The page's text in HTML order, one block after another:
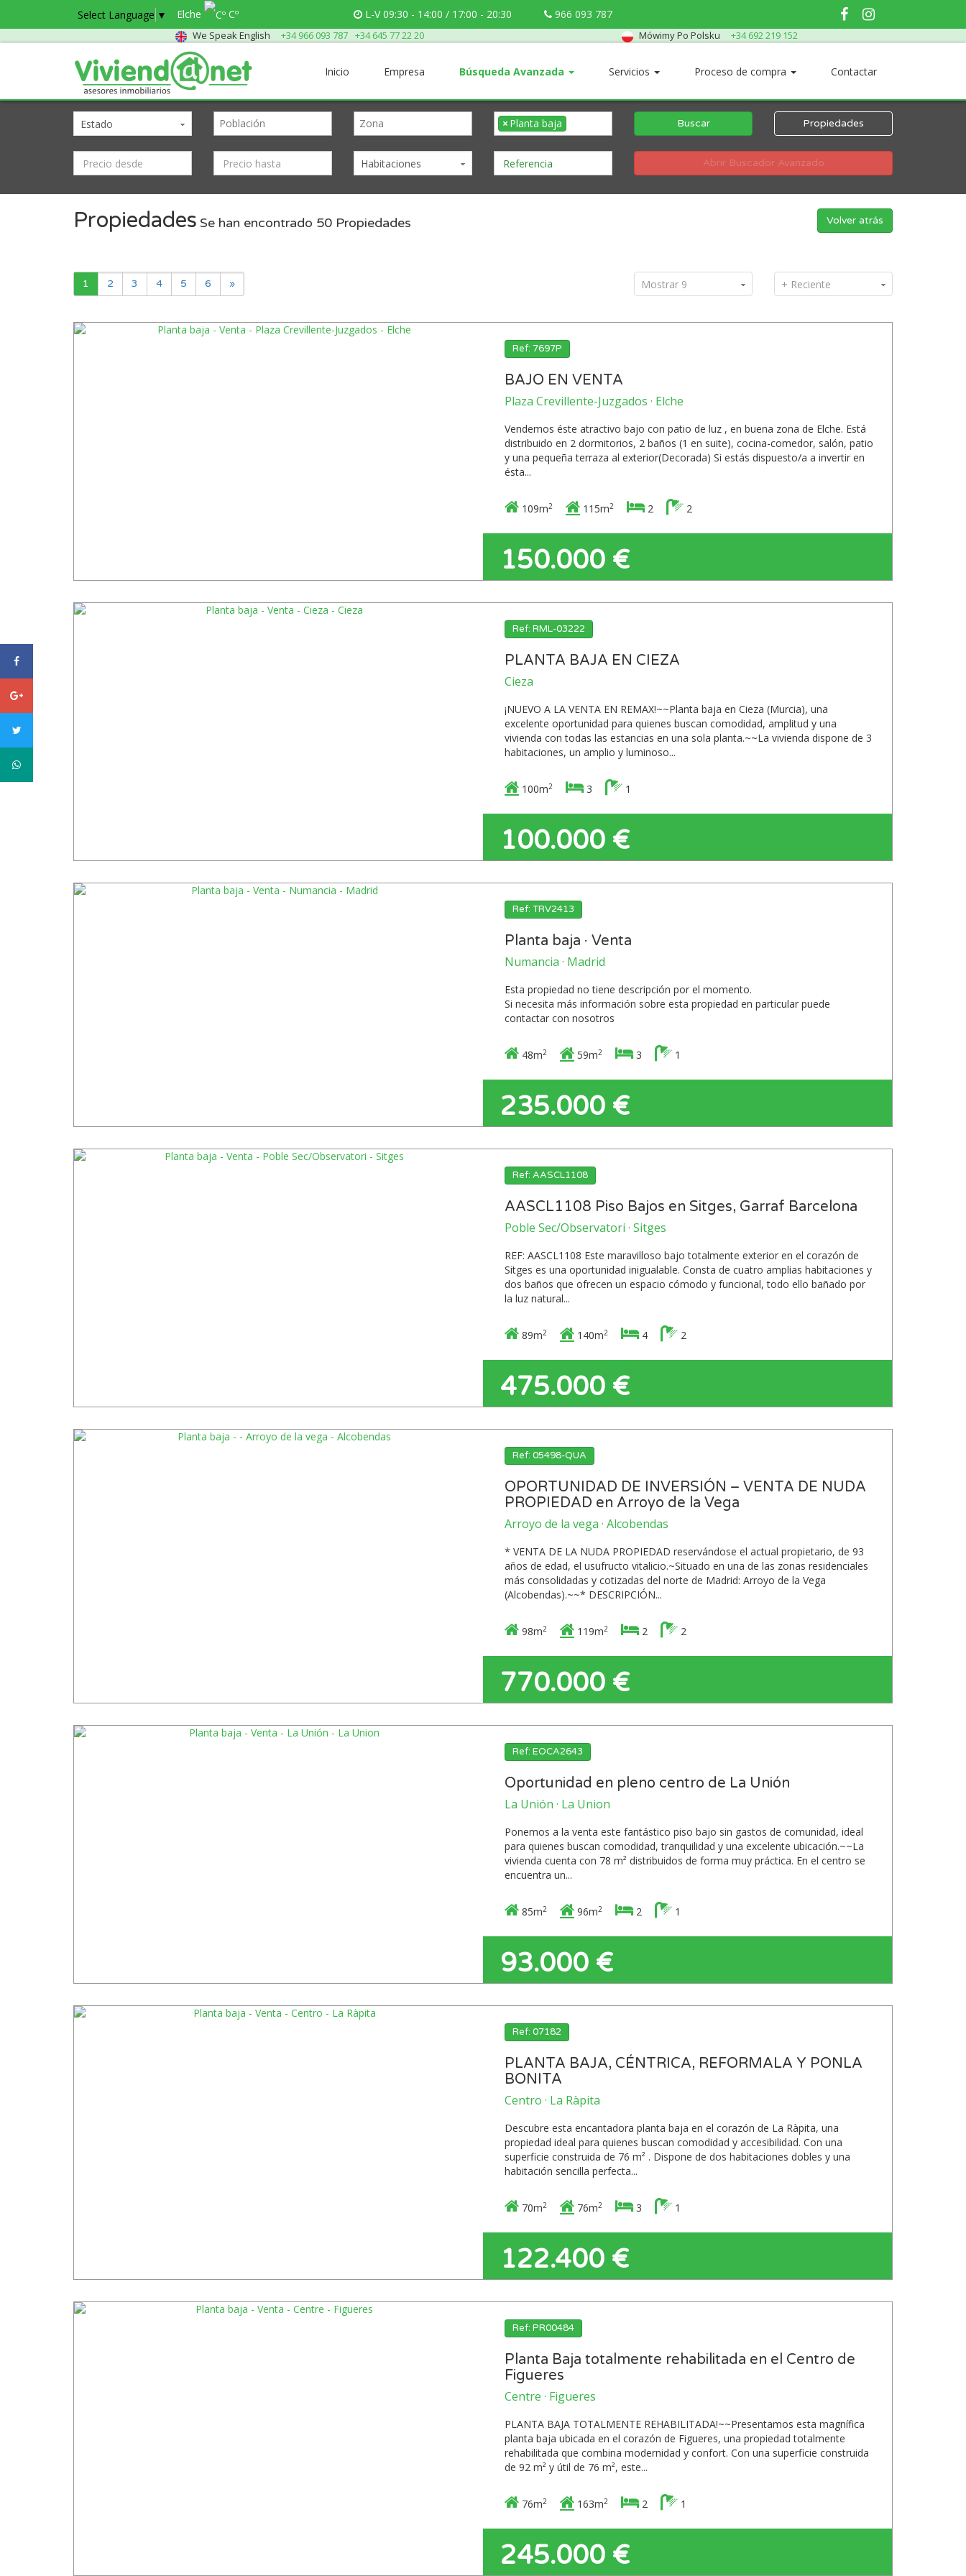
Select Language ▼ Elche Cº L-V 09:30 - 14:00 / 17:00 - 20:30 966 093 787
We Speak English +34 966 093 787 +34 645 77 22 20 Mówimy Po Polsku +34 692 219 152
Inicio Empresa Búsqueda Avanzada Servicios Proceso de compra Contactar
Estado × Planta baja
Habitaciones
Buscar Propiedades
Abrir Buscador Avanzado
Propiedades Se han encontrado 50 Propiedades Volver atrás
1 2 3 4 5 6 » Mostrar 9 + Reciente
Ref: 7697P
BAJO EN VENTA
Plaza Crevillente-Juzgados · Elche
Vendemos éste atractivo bajo con patio de luz , en buena zona de Elche. Está
distribuido en 2 dormitorios, 2 baños (1 en suite), cocina-comedor, salón, patio
y una pequeña terraza al exterior(Decorada) Si estás dispuesto/a a invertir en
ésta...
109m2 115m2 2 2
150.000 €
Ref: RML-03222
PLANTA BAJA EN CIEZA
Cieza
¡NUEVO A LA VENTA EN REMAX!~~Planta baja en Cieza (Murcia), una
excelente oportunidad para quienes buscan comodidad, amplitud y una
vivienda con todas las estancias en una sola planta.~~La vivienda dispone de 3
habitaciones, un amplio y luminoso...
100m2 3 1
100.000 €
Ref: TRV2413
Planta baja · Venta
Numancia · Madrid
Esta propiedad no tiene descripción por el momento.
Si necesita más información sobre esta propiedad en particular puede
contactar con nosotros
48m2 59m2 3 1
235.000 €
Ref: AASCL1108
AASCL1108 Piso Bajos en Sitges, Garraf Barcelona
Poble Sec/Observatori · Sitges
REF: AASCL1108 Este maravilloso bajo totalmente exterior en el corazón de
Sitges es una oportunidad inigualable. Consta de cuatro amplias habitaciones y
dos baños que ofrecen un espacio cómodo y funcional, todo ello bañado por
la luz natural...
89m2 140m2 4 2
475.000 €
Ref: 05498-QUA
OPORTUNIDAD DE INVERSIÓN – VENTA DE NUDA
PROPIEDAD en Arroyo de la Vega
Arroyo de la vega · Alcobendas
* VENTA DE LA NUDA PROPIEDAD reservándose el actual propietario, de 93
años de edad, el usufructo vitalicio.~Situado en una de las zonas residenciales
más consolidadas y cotizadas del norte de Madrid: Arroyo de la Vega
(Alcobendas).~~* DESCRIPCIÓN...
98m2 119m2 2 2
770.000 €
Ref: EOCA2643
Oportunidad en pleno centro de La Unión
La Unión · La Union
Ponemos a la venta este fantástico piso bajo sin gastos de comunidad, ideal
para quienes buscan comodidad, tranquilidad y una excelente ubicación.~~La
vivienda cuenta con 78 m² distribuidos de forma muy práctica. En el centro se
encuentra un...
85m2 96m2 2 1
93.000 €
Ref: 07182
PLANTA BAJA, CÉNTRICA, REFORMALA Y PONLA
BONITA
Centro · La Ràpita
Descubre esta encantadora planta baja en el corazón de La Ràpita, una
propiedad ideal para quienes buscan comodidad y accesibilidad. Con una
superficie construida de 76 m² . Dispone de dos habitaciones dobles y una
habitación sencilla perfecta...
70m2 76m2 3 1
122.400 €
Ref: PR00484
Planta Baja totalmente rehabilitada en el Centro de
Figueres
Centre · Figueres
PLANTA BAJA TOTALMENTE REHABILITADA!~~Presentamos esta magnífica
planta baja ubicada en el corazón de Figueres, una propiedad totalmente
rehabilitada que combina modernidad y confort. Con una superficie construida
de 92 m² y útil de 76 m², este...
76m2 163m2 2 1
245.000 €
facebook
Google
twitter
WhatsApp